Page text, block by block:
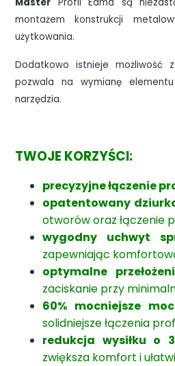
montażem konstrukcji
użytkowania.
Dodatkowo istnieje możliwość
pozwala na wymianę
narzędzia.
TWOJE KORZYŚCI:
precyzyjne łączenie
opatentowany
otworów oraz łączenie
wygodny uchwyt
zapewniając
optymalne
zaciskanie przy
60% mocniejsze
solidniejsze łączenia
redukcja wysiłku o
zwiększa komfort i